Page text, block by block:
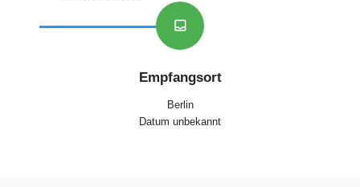
inbox
Empfangsort
Berlin
Datum unbekannt